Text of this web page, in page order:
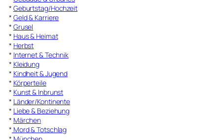
* Geburtstag/Hochzeit
* Geld & Karriere
* Grusel
* Haus & Heimat
* Herbst
* Internet & Technik
* Kleidung
* Kindheit & Jugend
* Körperteile
* Kunst & Inbrunst
* Länder/Kontinente
* Liebe & Beziehung
* Märchen
* Mord & Totschlag